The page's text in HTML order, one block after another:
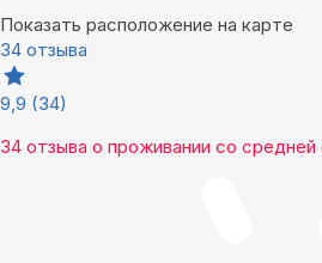
Показать расположение на карте
34 отзыва
9,9 (34)
34 отзыва о проживании со средней